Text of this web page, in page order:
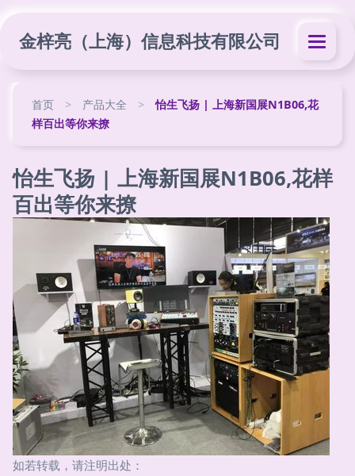
金梓亮（上海）信息科技有限公司
首页 > 产品大全 >
怡生飞扬 | 上海新国展N1B06,花
样百出等你来撩
怡生飞扬 | 上海新国展N1B06,花样
百出等你来撩
如若转载，请注明出处：